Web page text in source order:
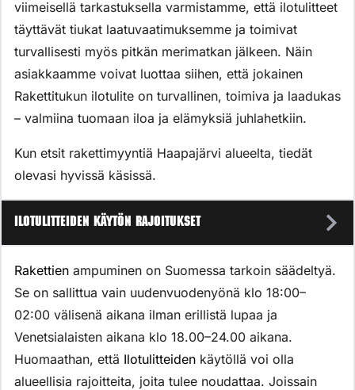
viimeisellä tarkastuksella varmistamme, että ilotulitteet
täyttävät tiukat laatuvaatimuksemme ja toimivat
turvallisesti myös pitkän merimatkan jälkeen. Näin
asiakkaamme voivat luottaa siihen, että jokainen
Rakettitukun ilotulite on turvallinen, toimiva ja laadukas
– valmiina tuomaan iloa ja elämyksiä juhlahetkiin.
Kun etsit rakettimyyntiä Haapajärvi alueelta, tiedät
olevasi hyvissä käsissä.
Ilotulitteiden käytön rajoitukset
Rakettien ampuminen on Suomessa tarkoin säädeltyä.
Se on sallittua vain uudenvuodenyönä klo 18:00–
02:00 välisenä aikana ilman erillistä lupaa ja
Venetsialaisten aikana klo 18.00–24.00 aikana.
Huomaathan, että Ilotulitteiden käytöllä voi olla
alueellisia rajoitteita, joita tulee noudattaa. Joissain